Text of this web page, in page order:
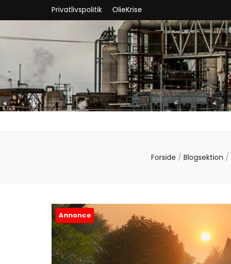
Privatlivspolitik OlieKrise
Forside / Blogsektion /
Annonce